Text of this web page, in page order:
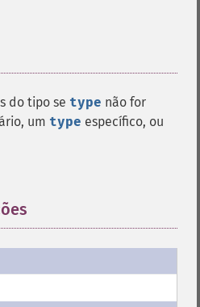
do tipo se type não for
um type específico, ou